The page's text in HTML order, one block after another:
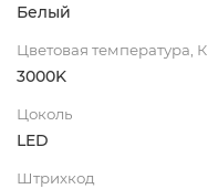
Белый
Цветовая температура, К
3000K
Цоколь
LED
Штрихкод